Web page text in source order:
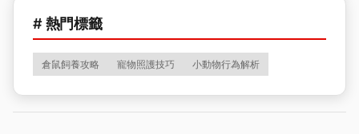
# 熱門標籤
倉鼠飼養攻略 寵物照護技巧 小動物行為解析